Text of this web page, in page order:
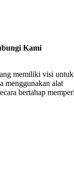
Kami
memiliki visi untuk
menggunakan alat
bertahap